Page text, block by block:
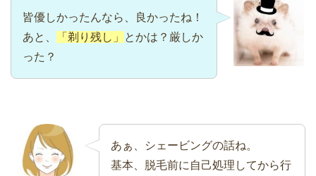
皆優しかったんなら、良かったね！
あと、
「剃り残し」
とかは？厳しか
った？
あぁ、シェービングの話ね。
基本、脱毛前に自己処理してから行